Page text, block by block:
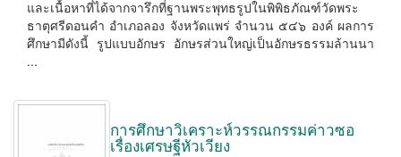
และเนื้อหาที่ได้จากจารึกที่ฐานพระพุทธรูปในพิพิธภัณฑ์วัดพระ
ธาตุศรีดอนคำ อำเภอลอง จังหวัดแพร่ จำนวน ๕๔๖ องค์ ผลการ
ศึกษามีดังนี้ รูปแบบอักษร อักษรส่วนใหญ่เป็นอักษรธรรมล้านนา
...
การศึกษาวิเคราะห์วรรณกรรมค่าวซอ
เรื่องเศรษฐีหัวเวียง